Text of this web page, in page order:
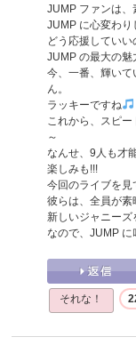
JUMP ファンは、
JUMP に心変わり
どう応援していい
JUMP の最大の魅
今、一番、輝い
ん。
ラッキーですね
これから、スピー
～
なんせ、9人も才
楽しみも!!!
今回のライブを見
彼らは、全員が素
新しいジャニーズ
なので、JUMP
それな！